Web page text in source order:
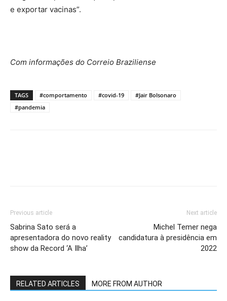
e exportar vacinas”.
Com informações do Correio Braziliense
TAGS #comportamento #covid-19
#Jair Bolsonaro
#pandemia
Previous article
Sabrina Sato será a
apresentadora do novo reality
show da Record ‘A Ilha’
Next article
Michel Temer nega
candidatura à presidência em
2022
RELATED ARTICLES MORE FROM AUTHOR